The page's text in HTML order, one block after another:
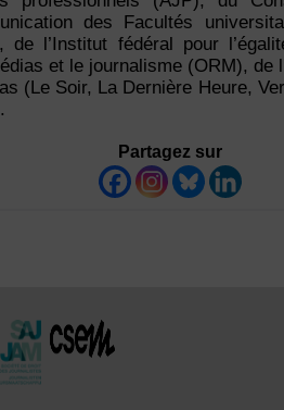
des Facultés
de l’Institut fédéral pour
et le journalisme (ORM), de
(Le Soir, La Dernière Heure,
Partagez sur